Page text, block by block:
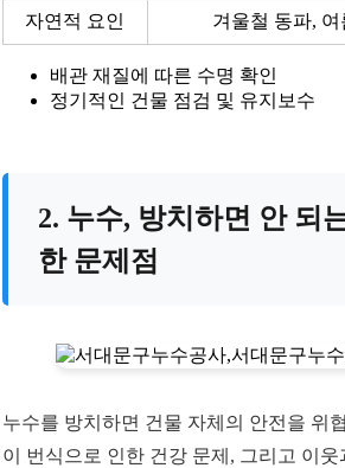
자연적 요인 겨울철 동파,
배관 재질에 따른 수명 확인
정기적인 건물 점검 및 유지보수
2. 누수, 방치하면 안 되
한 문제점
누수를 방치하면 건물 자체의 안전을 위
이 번식으로 인한 건강 문제, 그리고 이